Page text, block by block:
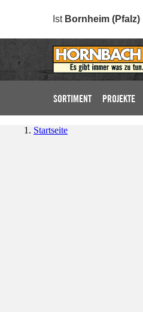
Ist Bornheim (Pfalz)
SORTIMENT PROJEKTE
Startseite